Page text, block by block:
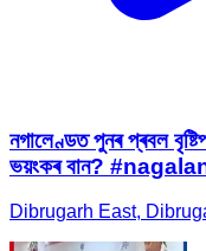
নগালেণ্ডত পুনৰ প্ৰবল
ভয়ংকৰ বান?
Dibrugarh East,